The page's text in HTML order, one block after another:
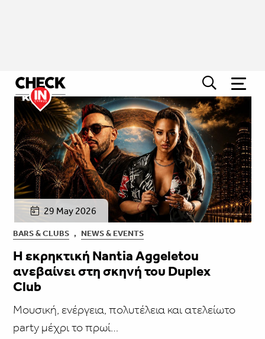
29 May 2026
BARS & CLUBS , NEWS & EVENTS
Η εκρηκτική Nantia Aggeletou
ανεβαίνει στη σκηνή του Duplex
Club
Μουσική, ενέργεια, πολυτέλεια και ατελείωτο
party μέχρι το πρωί…